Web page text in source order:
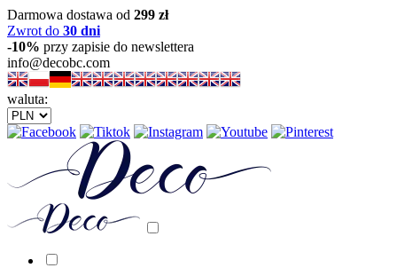
Darmowa dostawa od 299 zł
Zwrot do 30 dni
-10% przy zapisie do newslettera
info@decobc.com
waluta: